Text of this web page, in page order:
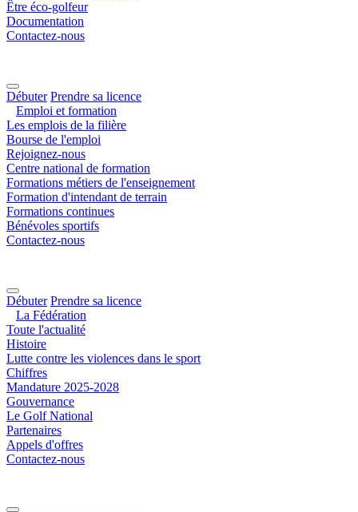
Être éco-golfeur
Documentation
Contactez-nous
Débuter Prendre sa licence
Emploi et formation
Les emplois de la filière
Bourse de l'emploi
Rejoignez-nous
Centre national de formation
Formations métiers de l'enseignement
Formation d'intendant de terrain
Formations continues
Bénévoles sportifs
Contactez-nous
Débuter Prendre sa licence
La Fédération
Toute l'actualité
Histoire
Lutte contre les violences dans le sport
Chiffres
Mandature 2025-2028
Gouvernance
Le Golf National
Partenaires
Appels d'offres
Contactez-nous